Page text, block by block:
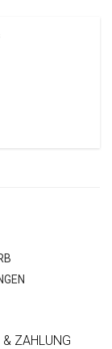
ZAHLUNG